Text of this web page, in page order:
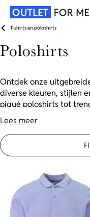
T-shirts en poloshirts
Poloshirts
Ontdek onze
diverse kleuren, stijlen
piqué poloshirts tot
comfortabel poloshirt
perfecte poloshirt met
outlet.
Lees meer